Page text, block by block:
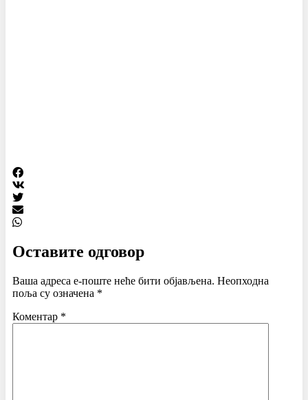
Оставите одговор
Ваша адреса е-поште неће бити објављена. Неопходна
поља су означена *
Коментар *